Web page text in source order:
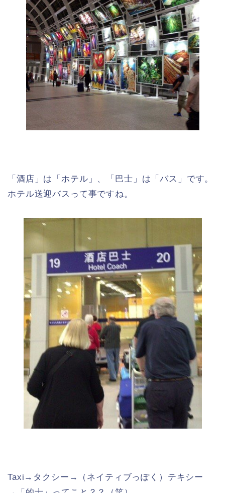
「酒店」は「ホテル」、「巴士」は「バス」です。
ホテル送迎バスって事ですね。
Taxi→タクシー→（ネイティブっぽく）テキシー